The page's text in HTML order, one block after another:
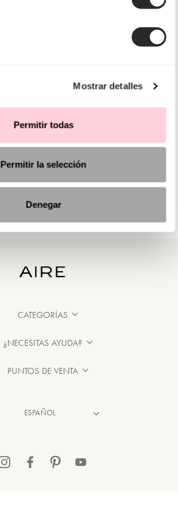
Mostrar detalles
Permitir todas
Permitir la selección
Denegar
CATEGORÍAS
¿NECESITAS AYUDA?
PUNTOS DE VENTA